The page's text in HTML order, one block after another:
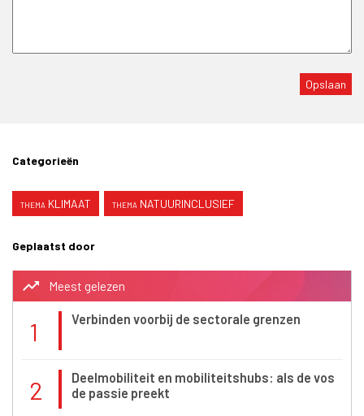
Categorieën
KLIMAAT NATUURINCLUSIEF
Geplaatst door
trending_up Meest gelezen
1 Verbinden voorbij de sectorale grenzen
2
Deelmobiliteit en mobiliteitshubs: als de vos
de passie preekt